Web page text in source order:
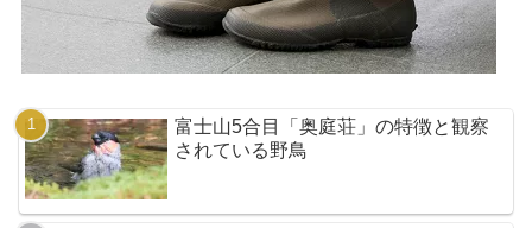
富士山5合目「奥庭荘」の特徴と観察
されている野鳥